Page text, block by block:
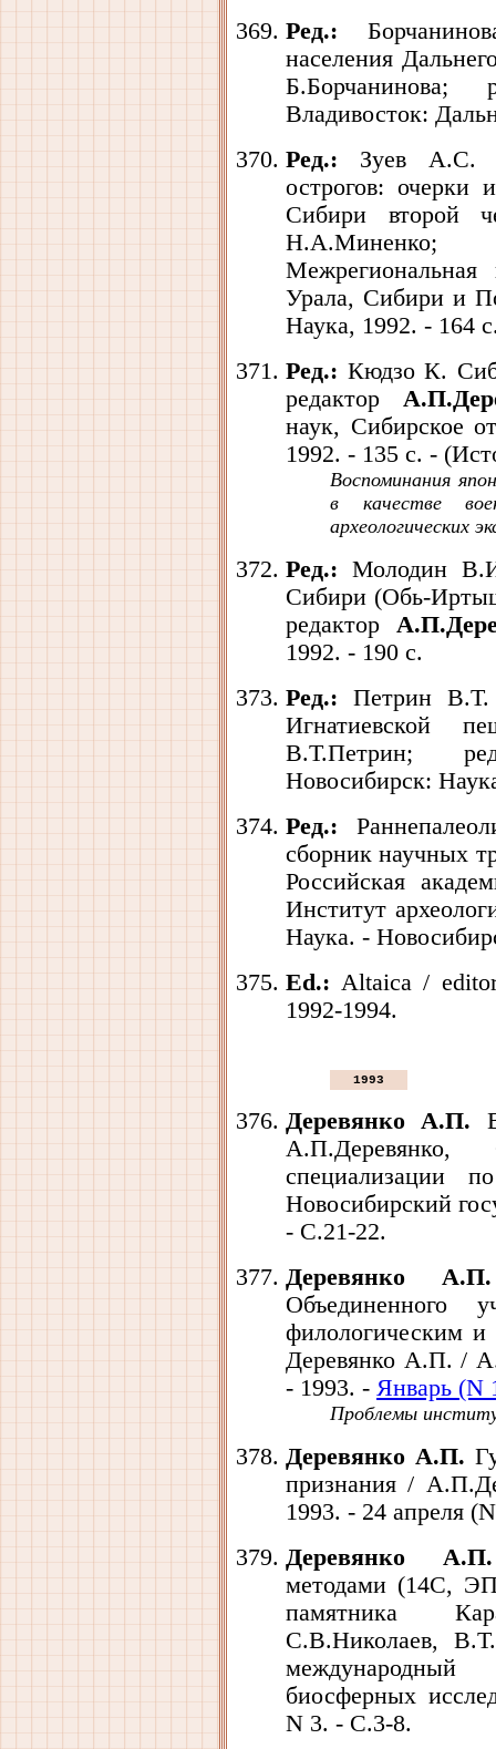
Ред.:
населения
Б.Борчанинова;
Владивосток:
Ред.: Зуев А.С.
острогов: очерки
Сибири второй
Межрегиональная
Урала, Сибири и
Наука, 1992. - 164
Ред.: Кюдзо К.
редактор
наук, Сибирское
1992. - 135 с. -
Воспоминания
в качестве
археологических
Ред.: Молодин
Сибири (Обь-
редактор
1992. - 190 с.
Ред.: Петрин В.Т.
В.Т.Петрин;
Новосибирск:
Ред.:
сборник научных
Российская
Институт
Наука. -
Ed.: Altaica /
1992-1994.
1993
Деревянко А.П.
специализации
Новосибирский
- С.21-22.
Деревянко А.П.
Объединенного
филологическим
Деревянко А.П. /
- 1993. - Январь (N
Проблемы
Деревянко А.П.
признания /
1993. - 24 апреля
Деревянко А.П.
методами (14С,
памятника
С.В.Николаев,
биосферных
N 3. - С.3-8.